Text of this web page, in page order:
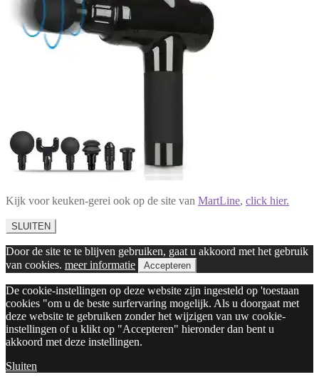
Kijk voor keuken-gerei ook op de site van MartLine, click hier.
SLUITEN
Door de site te te blijven gebruiken, gaat u akkoord met het gebruik
van cookies. meer informatie Accepteren
De cookie-instellingen op deze website zijn ingesteld op 'toestaan
cookies "om u de beste surfervaring mogelijk. Als u doorgaat met
deze website te gebruiken zonder het wijzigen van uw cookie-
instellingen of u klikt op "Accepteren" hieronder dan bent u
akkoord met deze instellingen.
Sluiten